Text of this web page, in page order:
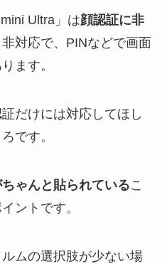
Ultra」は顔認証に非
対応で、PINなどで画面
ます。
だけには対応してほし
です。
ゃんと貼られているこ
ントです。
ムの選択肢が少ない場